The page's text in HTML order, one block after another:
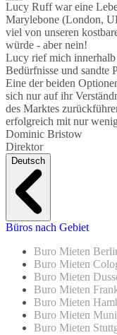
Lucy Ruff war eine
Marylebone (London,
viel von unseren
würde - aber nein!
Lucy rief mich innerhalb
Bedürfnisse und sandte
Eine der beiden
sich nur auf ihr
des Marktes
erfolgreich mit nur
Dominic Bristow
Direktor
Deutsch
Büros nach Gebiet
Buro Mieten
Buro Mieten
Buro Mieten
Buro Mieten
Buro Mieten
Buro Mieten
Buro Mieten